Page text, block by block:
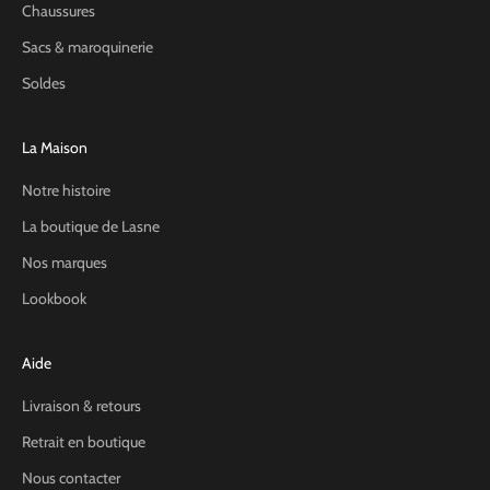
Chaussures
Sacs & maroquinerie
Soldes
La Maison
Notre histoire
La boutique de Lasne
Nos marques
Lookbook
Aide
Livraison & retours
Retrait en boutique
Nous contacter